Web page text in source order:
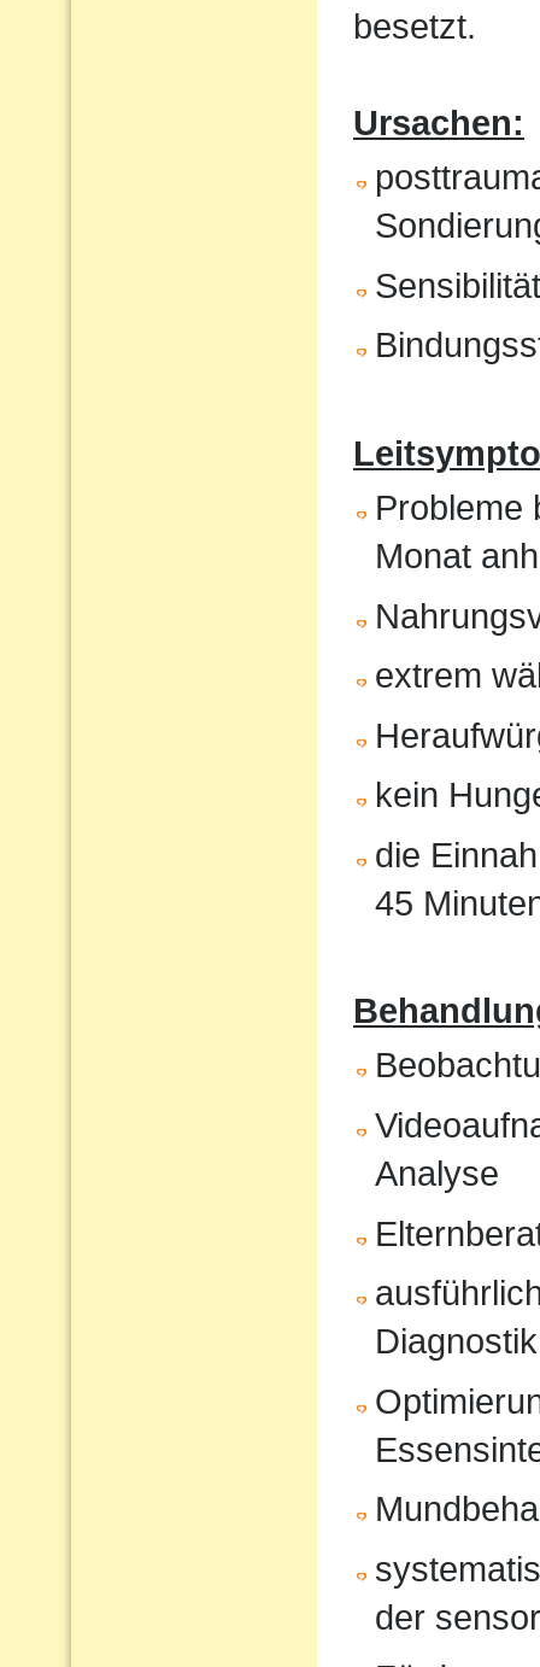
besetzt.
Ursachen:
Probleme
Monat
extrem
kein
die
45
Analyse
Diagnostik
der